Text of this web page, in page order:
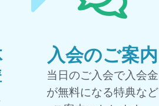
入会のご案内
当日のご入会で入会金
が無料になる特典など